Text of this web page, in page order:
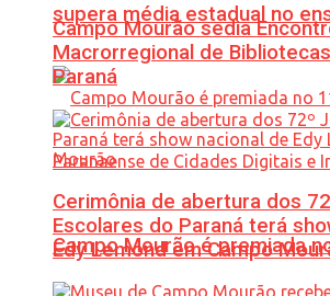
supera média estadual no
Campo Mourão é premiada
Campo Mourão sedia
Macrorregional de
Paraná
Cerimônia de abertura dos
Escolares do Paraná terá
Edy Lemond em Campo